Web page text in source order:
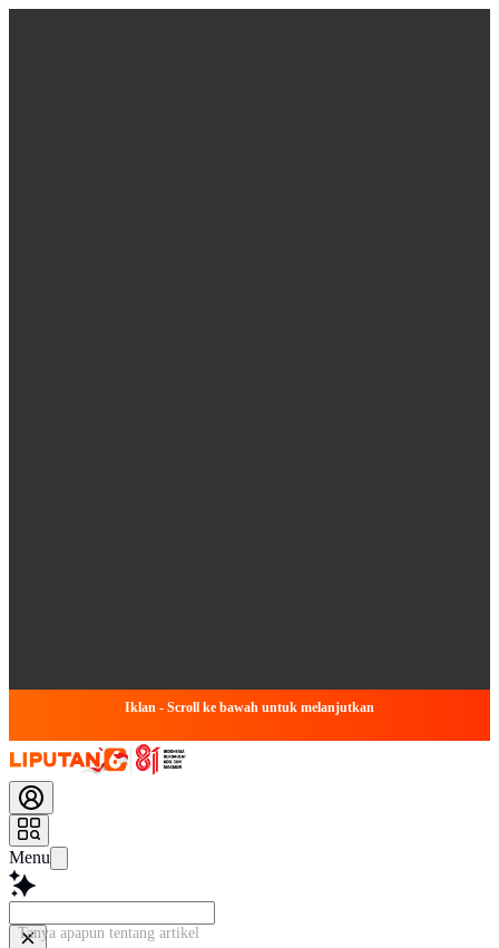
Iklan - Scroll ke bawah untuk melanjutkan
Menu
Tanya apapun tentang artikel ini...